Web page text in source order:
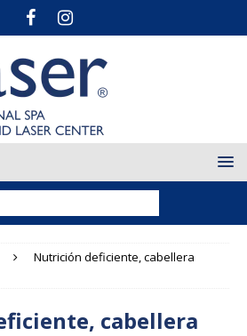
Nutrición deficiente, cabellera
cabellera